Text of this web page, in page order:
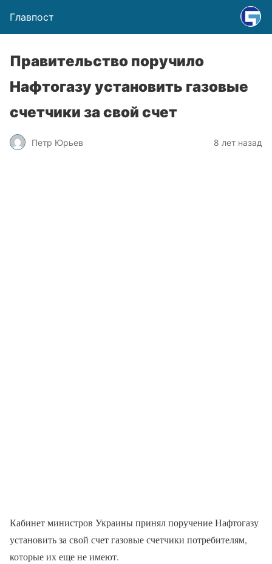
Главпост
Правительство поручило
Нафтогазу установить газовые
счетчики за свой счет
Петр Юрьев 8 лет назад
Кабинет министров Украины принял поручение Нафтогазу
установить за свой счет газовые счетчики потребителям,
которые их еще не имеют.